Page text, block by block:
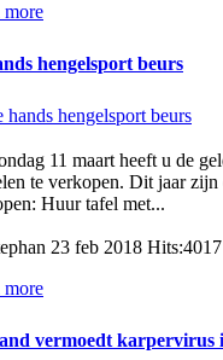
more
hengelsport beurs
11 maart heeft u de
te verkopen. Dit jaar
Huur tafel met...
23 feb 2018 Hits:4017
more
vermoedt